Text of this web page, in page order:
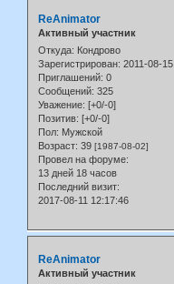
ReAnimator
Активный участник
Откуда: Кондрово
Зарегистрирован: 2011-08-15
Приглашений: 0
Сообщений: 325
Уважение: [+0/-0]
Позитив: [+0/-0]
Пол: Мужской
Возраст: 39 [1987-08-02]
Провел на форуме:
13 дней 18 часов
Последний визит:
2017-08-11 12:17:46
ReAnimator
Активный участник